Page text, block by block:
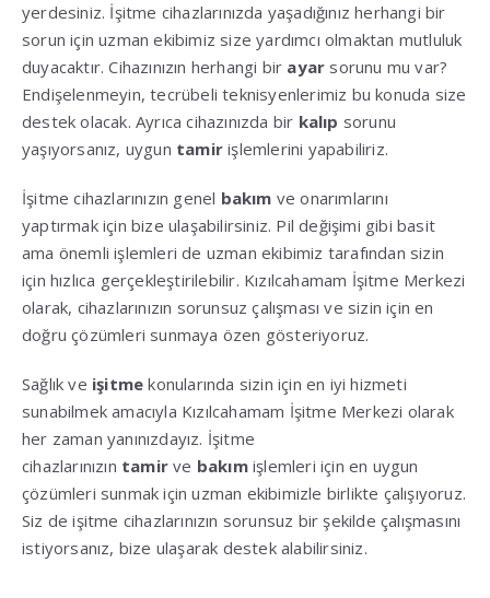
yerdesiniz. İşitme cihazlarınızda yaşadığınız herhangi bir
sorun için uzman ekibimiz size yardımcı olmaktan mutluluk
duyacaktır. Cihazınızın herhangi bir ayar sorunu mu var?
Endişelenmeyin, tecrübeli teknisyenlerimiz bu konuda size
destek olacak. Ayrıca cihazınızda bir kalıp sorunu
yaşıyorsanız, uygun tamir işlemlerini yapabiliriz.
İşitme cihazlarınızın genel bakım ve onarımlarını
yaptırmak için bize ulaşabilirsiniz. Pil değişimi gibi basit
ama önemli işlemleri de uzman ekibimiz tarafından sizin
için hızlıca gerçekleştirilebilir. Kızılcahamam İşitme Merkezi
olarak, cihazlarınızın sorunsuz çalışması ve sizin için en
doğru çözümleri sunmaya özen gösteriyoruz.
Sağlık ve işitme konularında sizin için en iyi hizmeti
sunabilmek amacıyla Kızılcahamam İşitme Merkezi olarak
her zaman yanınızdayız. İşitme
cihazlarınızın tamir ve bakımişlemleri için en uygun
çözümleri sunmak için uzman ekibimizle birlikte çalışıyoruz.
Siz de işitme cihazlarınızın sorunsuz bir şekilde çalışmasını
istiyorsanız, bize ulaşarak destek alabilirsiniz.